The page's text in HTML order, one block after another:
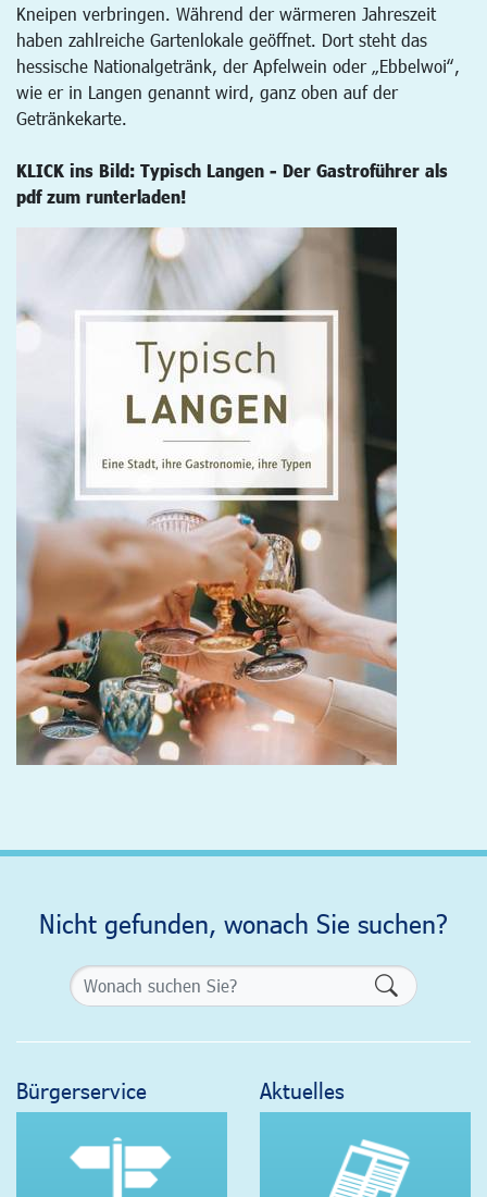
Kneipen verbringen. Während der wärmeren Jahreszeit
haben zahlreiche Gartenlokale geöffnet. Dort steht das
hessische Nationalgetränk, der Apfelwein oder „Ebbelwoi“,
wie er in Langen genannt wird, ganz oben auf der
Getränkekarte.
KLICK ins Bild: Typisch Langen - Der Gastroführer als
pdf zum runterladen!
Nicht gefunden, wonach Sie suchen?
Bürgerservice Aktuelles